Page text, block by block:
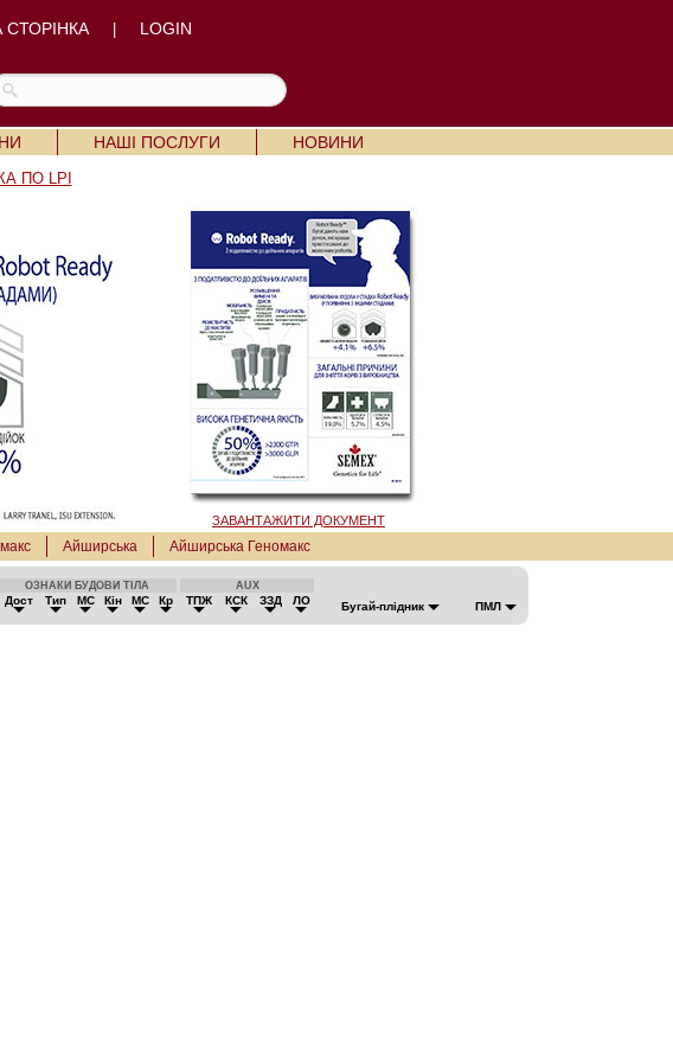
| LOGIN
НАШІ ПОСЛУГИ НОВИНИ
ПО LPI
ЗАВАНТАЖИТИ ДОКУМЕНТ
Айширська Айширська Геномакс
ОЗНАКИ БУДОВИ ТІЛА AUX
Дост Тип МС Кін МС Кр ТПЖ КСК ЗЗД ЛО Бугай-плідник ПМЛ